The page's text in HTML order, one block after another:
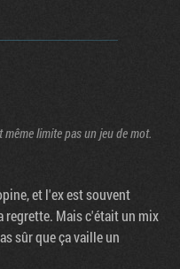
limite pas un jeu de mot.
et l'ex est souvent
regrette. Mais c'était un mix
sûr que ça vaille un